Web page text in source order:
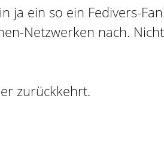
ja ein so ein Fedivers-
Netzwerken nach.
zurückkehrt.